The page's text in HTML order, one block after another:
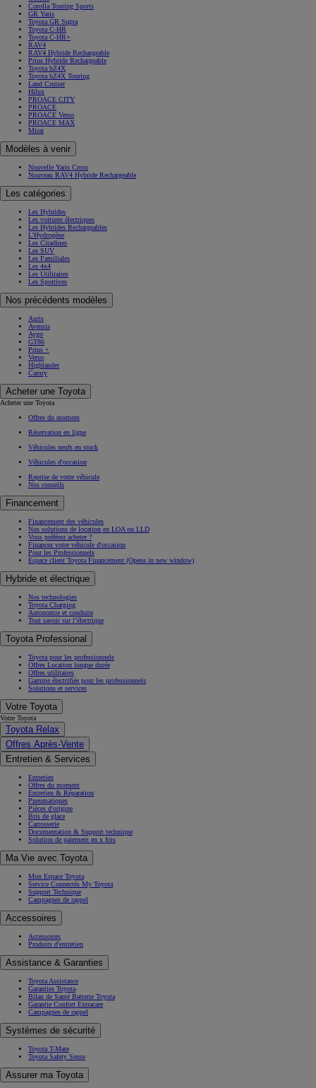
Corolla Touring Sports
GR Yaris
Toyota GR Supra
Toyota C-HR
Toyota C-HR+
RAV4
RAV4 Hybride Rechargeable
Prius Hybride Rechargeable
Toyota bZ4X
Toyota bZ4X Touring
Land Cruiser
Hilux
PROACE CITY
PROACE
PROACE Verso
PROACE MAX
Mirai
Modèles à venir
Nouvelle Yaris Cross
Nouveau RAV4 Hybride Rechargeable
Les catégories
Les Hybrides
Les voitures électriques
Les Hybrides Rechargeables
L'Hydrogène
Les Citadines
Les SUV
Les Familiales
Les 4x4
Les Utilitaires
Les Sportives
Nos précédents modèles
Auris
Avensis
Aygo
GT86
Prius +
Verso
Highlander
Camry
Acheter une Toyota
Acheter une Toyota
Offres du moment
Réservation en ligne
Véhicules neufs en stock
Véhicules d'occasion
Reprise de votre véhicule
Nos conseils
Financement
Financement des véhicules
Nos solutions de location en LOA ou LLD
Vous préférez acheter ?
Financez votre véhicule d'occasion
Pour les Professionnels
Espace client Toyota Financement (Opens in new window)
Hybride et électrique
Nos technologies
Toyota Charging
Autonomie et conduite
Tout savoir sur l’électrique
Toyota Professional
Toyota pour les professionnels
Offres Location longue durée
Offres utilitaires
Gamme électrifiée pour les professionnels
Solutions et services
Votre Toyota
Votre Toyota
Toyota Relax
Offres Après-Vente
Entretien & Services
Entretien
Offres du moment
Entretien & Réparation
Pneumatiques
Pièces d'origine
Bris de glace
Carrosserie
Documentation & Support technique
Solution de paiement en x fois
Ma Vie avec Toyota
Mon Espace Toyota
Service Connectés My Toyota
Support Technique
Campagnes de rappel
Accessoires
Accessoires
Produits d'entretien
Assistance & Garanties
Toyota Assistance
Garanties Toyota
Bilan de Santé Batterie Toyota
Garantie Confort Extracare
Campagnes de rappel
Systèmes de sécurité
Toyota T-Mate
Toyota Safety Sense
Assurer ma Toyota